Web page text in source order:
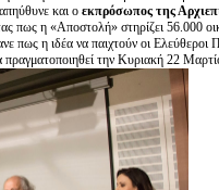
και ο εκπρόσωπος της
πως η «Αποστολή» στηρίζει 56.000
η ιδέα να παιχτούν οι Ελεύθεροι
την Κυριακή 22